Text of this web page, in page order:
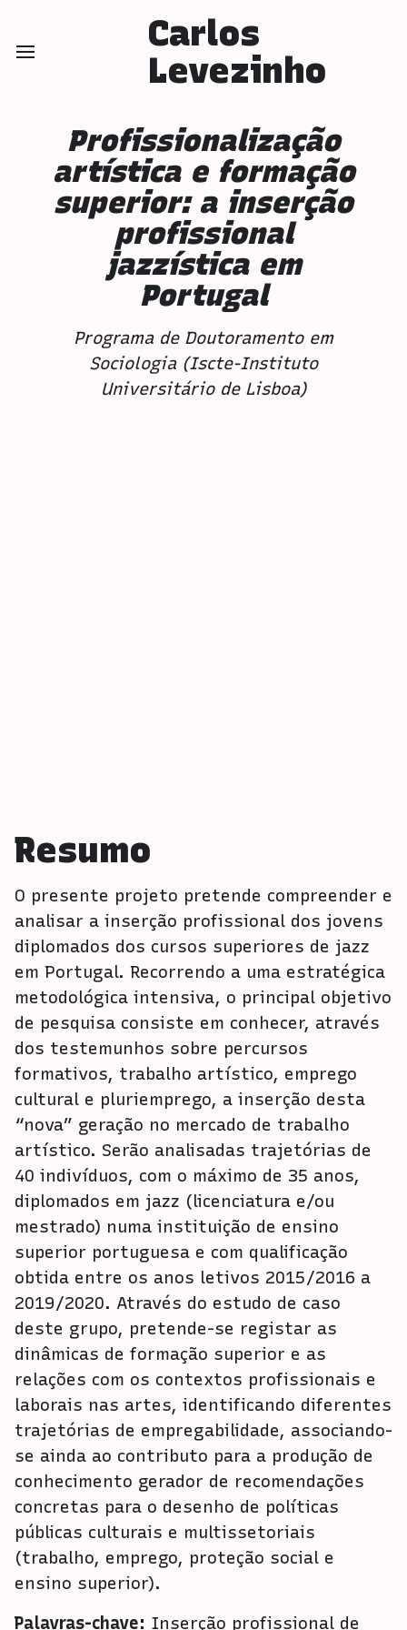
Carlos
Levezinho
Profissionalização
artística e formação
superior: a inserção
profissional
jazzística em
Portugal
Programa de Doutoramento em
Sociologia (Iscte-Instituto
Universitário de Lisboa)
Resumo
O presente projeto pretende compreender e
analisar a inserção profissional dos jovens
diplomados dos cursos superiores de jazz
em Portugal. Recorrendo a uma estratégica
metodológica intensiva, o principal objetivo
de pesquisa consiste em conhecer, através
dos testemunhos sobre percursos
formativos, trabalho artístico, emprego
cultural e pluriemprego, a inserção desta
“nova” geração no mercado de trabalho
artístico. Serão analisadas trajetórias de
40 indivíduos, com o máximo de 35 anos,
diplomados em jazz (licenciatura e/ou
mestrado) numa instituição de ensino
superior portuguesa e com qualificação
obtida entre os anos letivos 2015/2016 a
2019/2020. Através do estudo de caso
deste grupo, pretende-se registar as
dinâmicas de formação superior e as
relações com os contextos profissionais e
laborais nas artes, identificando diferentes
trajetórias de empregabilidade, associando-
se ainda ao contributo para a produção de
conhecimento gerador de recomendações
concretas para o desenho de políticas
públicas culturais e multissetoriais
(trabalho, emprego, proteção social e
ensino superior).
Palavras-chave: Inserção profissional de